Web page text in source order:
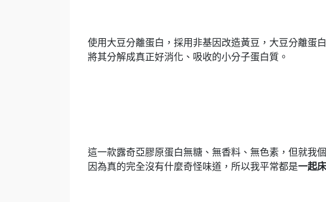
使用大豆分離蛋白，採用非基因改造黃豆，大豆分離蛋
將其分解成真正好消化、吸收的小分子蛋白質。
這一款露奇亞膠原蛋白無糖、無香料、無色素，但就我
因為真的完全沒有什麼奇怪味道，所以我平常都是一起